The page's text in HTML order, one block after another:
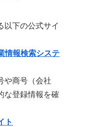
以下の公式サイ
情報検索システ
や商号（会社
な登録情報を確
ト